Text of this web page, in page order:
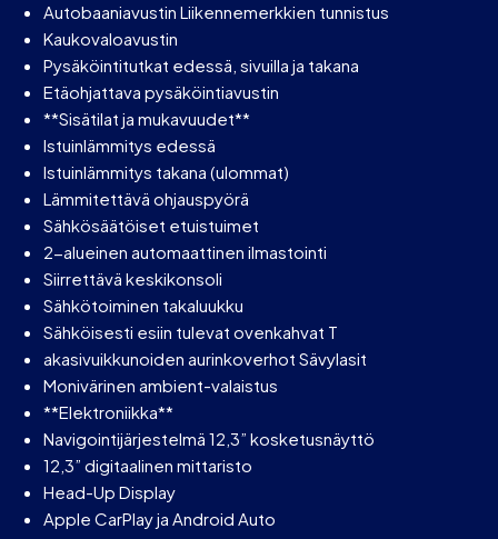
Autobaaniavustin Liikennemerkkien tunnistus
Kaukovaloavustin
Pysäköintitutkat edessä, sivuilla ja takana
Etäohjattava pysäköintiavustin
**Sisätilat ja mukavuudet**
Istuinlämmitys edessä
Istuinlämmitys takana (ulommat)
Lämmitettävä ohjauspyörä
Sähkösäätöiset etuistuimet
2-alueinen automaattinen ilmastointi
Siirrettävä keskikonsoli
Sähkötoiminen takaluukku
Sähköisesti esiin tulevat ovenkahvat T
akasivuikkunoiden aurinkoverhot Sävylasit
Monivärinen ambient-valaistus
**Elektroniikka**
Navigointijärjestelmä 12,3” kosketusnäyttö
12,3” digitaalinen mittaristo
Head-Up Display
Apple CarPlay ja Android Auto